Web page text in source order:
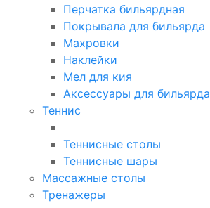
Перчатка бильярдная
Покрывала для бильярда
Махровки
Наклейки
Мел для кия
Аксессуары для бильярда
Теннис
Теннисные столы
Теннисные шары
Массажные столы
Тренажеры